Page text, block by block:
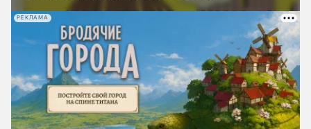
РЕКЛАМА